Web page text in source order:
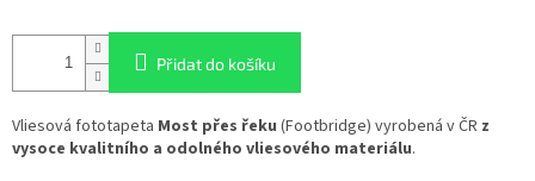
Přidat do košíku
Vliesová fototapeta Most přes řeku (Footbridge) vyrobená v ČR z
vysoce kvalitního a odolného vliesového materiálu.